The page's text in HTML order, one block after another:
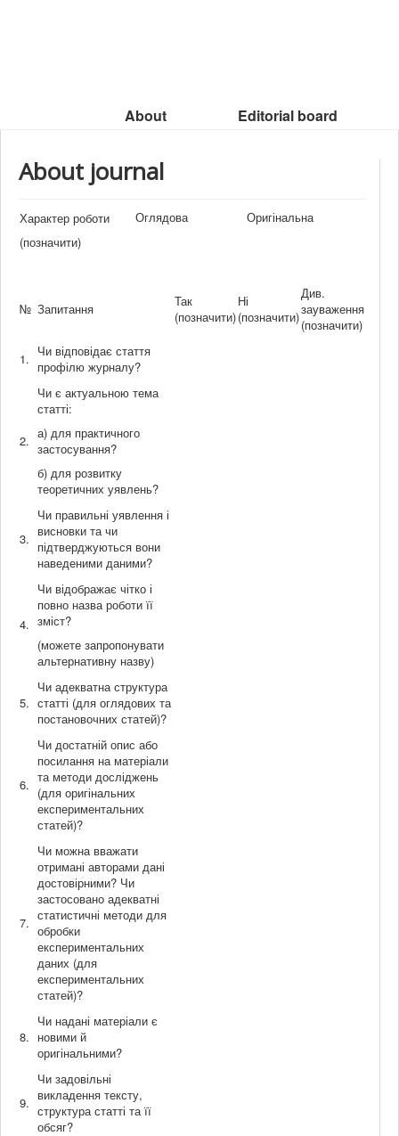
About Editorial board
About journal
Характер роботи
(позначити)
Оглядова Оригінальна
№ Запитання
Так
(позначити)
Ні
(позначити)
Див.
зауваження
(позначити)
1. Чи відповідає стаття
профілю журналу?
2.
Чи є актуальною тема
статті:
а) для практичного
застосування?
б) для розвитку
теоретичних уявлень?
3.
Чи правильні уявлення і
висновки та чи
підтверджуються вони
наведеними даними?
4.
Чи відображає чітко і
повно назва роботи її
зміст?
(можете запропонувати
альтернативну назву)
5.
Чи адекватна структура
статті (для оглядових та
постановочних статей)?
6.
Чи достатній опис або
посилання на матеріали
та методи досліджень
(для оригінальних
експериментальних
статей)?
7.
Чи можна вважати
отримані авторами дані
достовірними? Чи
застосовано адекватні
статистичні методи для
обробки
експериментальних
даних (для
експериментальних
статей)?
8.
Чи надані матеріали є
новими й
оригінальними?
9.
Чи задовільні
викладення тексту,
структура статті та її
обсяг?